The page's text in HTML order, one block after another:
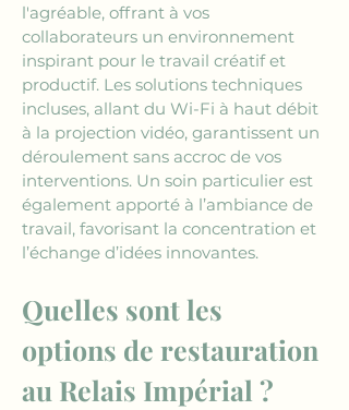
l'agréable, offrant à vos
collaborateurs un environnement
inspirant pour le travail créatif et
productif. Les solutions techniques
incluses, allant du Wi-Fi à haut débit
à la projection vidéo, garantissent un
déroulement sans accroc de vos
interventions. Un soin particulier est
également apporté à l’ambiance de
travail, favorisant la concentration et
l’échange d’idées innovantes.
Quelles sont les
options de restauration
au Relais Impérial ?